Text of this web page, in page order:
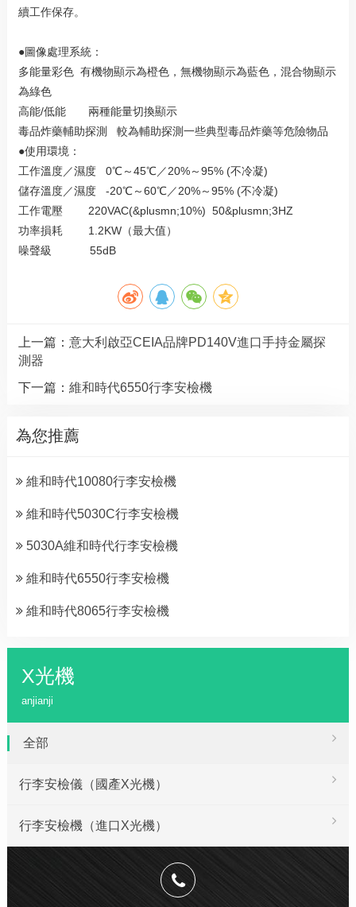
續工作保存。
●圖像處理系統：
多能量彩色 有機物顯示為橙色，無機物顯示為藍色，混合物顯示
為綠色
高能/低能 兩種能量切換顯示
毒品炸藥輔助探測 較為輔助探測一些典型毒品炸藥等危險物品
●使用環境：
工作溫度／濕度 0℃～45℃／20%～95% (不冷凝)
儲存溫度／濕度 -20℃～60℃／20%～95% (不冷凝)
工作電壓 220VAC(&plusmn;10%) 50&plusmn;3HZ
功率損耗 1.2KW（最大值）
噪聲級 55dB
上一篇：意大利啟亞CEIA品牌PD140V進口手持金屬探
測器
下一篇：維和時代6550行李安檢機
為您推薦
維和時代10080行李安檢機
維和時代5030C行李安檢機
5030A維和時代行李安檢機
維和時代6550行李安檢機
維和時代8065行李安檢機
X光機
anjianji
全部
行李安檢儀（國產X光機）
行李安檢機（進口X光機）